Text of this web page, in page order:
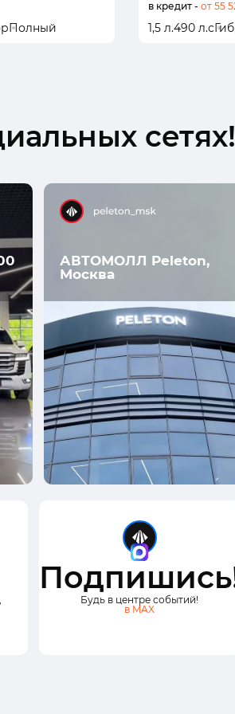
Полный
в кредит - от 55
1,5 л.490 л.с
сетях!
АВТОМОЛЛ Peleton,
Москва
Будь в центре событий!
в MAX